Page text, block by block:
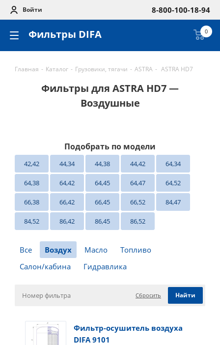
Войти 8-800-100-18-94
Фильтры DIFA 0
Главная - Каталог - Грузовики, тягачи - ASTRA - ASTRA HD7
Фильтры для ASTRA HD7 —
Воздушные
Подобрать по модели
42,42 44,34 44,38 44,42 64,34
64,38 64,42 64,45 64,47 64,52
66,38 66,42 66,45 66,52 84,47
84,52 86,42 86,45 86,52
Все Воздух Масло
Топливо
Салон/кабина
Гидравлика
Сбросить
Фильтр-осушитель воздуха
DIFA 9101